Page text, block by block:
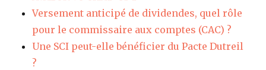
Versement anticipé de dividendes, quel rôle
pour le commissaire aux comptes (CAC) ?
Une SCI peut-elle bénéficier du Pacte Dutreil
?